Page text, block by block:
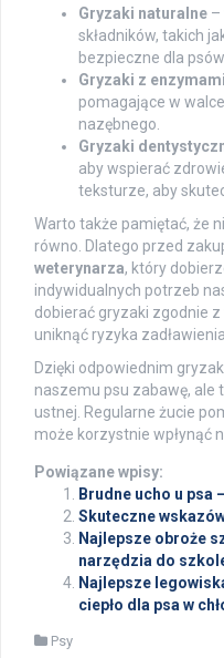
Gryzaki naturalne –
składników, takich
bezpieczne dla
Gryzaki z enzymami
pomagające w
nazębnego.
Gryzaki
aby wspierać
teksturze, aby
Warto także pamiętać, że
równo. Dlatego przed
weterynarza, który
indywidualnych potrzeb
dobierać gryzaki zgodnie z
uniknąć ryzyka
Dzięki odpowiednim
naszemu psu zabawę, ale
ustnej. Regularne żucie
może korzystnie wpłynąć
Powiązane wpisy:
Brudne ucho u psa
Skuteczne
Najlepsze obroże
narzędzia do
Najlepsze
ciepło dla psa w
Psy